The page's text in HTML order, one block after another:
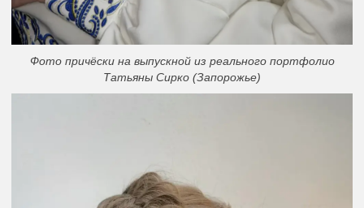
Фото причёски на выпускной из реального портфолио
Татьяны Сирко (Запорожье)